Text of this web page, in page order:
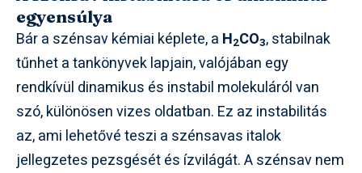
egyensúlya
Bár a szénsav kémiai képlete, a H2CO3, stabilnak
tűnhet a tankönyvek lapjain, valójában egy
rendkívül dinamikus és instabil molekuláról van
szó, különösen vizes oldatban. Ez az instabilitás
az, ami lehetővé teszi a szénsavas italok
jellegzetes pezsgését és ízvilágát. A szénsav nem